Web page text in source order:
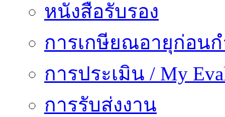
หนังสือรับรอง
การเกษียณอายุก่อน
การประเมิน / My
การรับส่งงาน